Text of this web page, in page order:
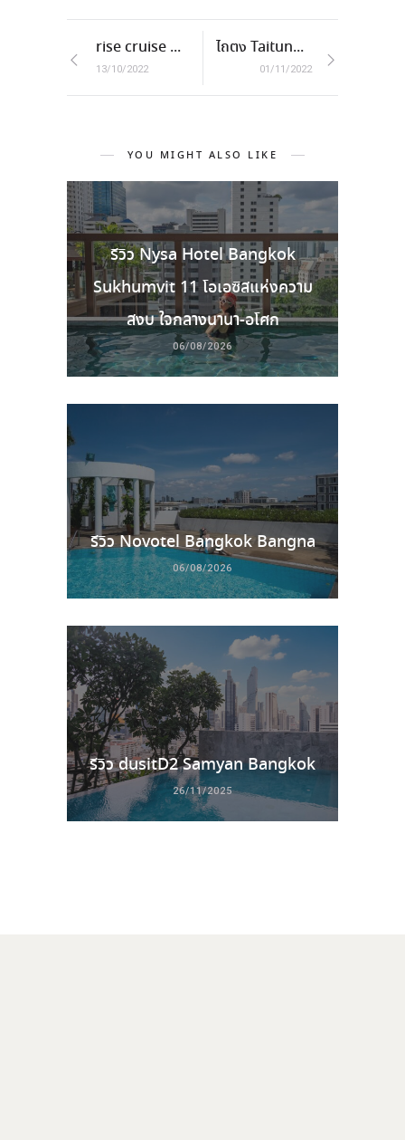
rise cruise ล่องเรือเกาะเต่ากับเรือที่สวยที่สุดบนเ
13/10/2022
ไถตง Taitung
01/11/2022
YOU MIGHT ALSO LIKE
รีวิว Nysa Hotel Bangkok
Sukhumvit 11 โอเอซิสแห่งความ
สงบ ใจกลางนานา-อโศก
06/08/2026
รีวิว Novotel Bangkok Bangna
06/08/2026
รีวิว dusitD2 Samyan Bangkok
26/11/2025